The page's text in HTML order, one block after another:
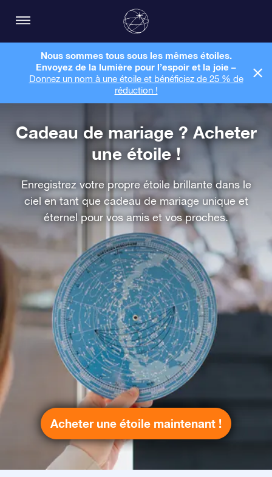
Nous sommes tous sous les mêmes étoiles.
Envoyez de la lumière pour l’espoir et la joie –
Donnez un nom à une étoile et bénéficiez de 25 % de
réduction !
Cadeau de mariage ? Acheter
une étoile !
Enregistrez votre propre étoile brillante dans le
ciel en tant que cadeau de mariage unique et
éternel pour vos amis et vos proches.
Acheter une étoile maintenant !